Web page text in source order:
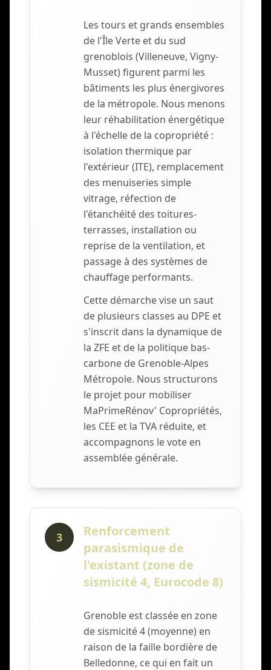
Les tours et grands ensembles
de l'Île Verte et du sud
grenoblois (Villeneuve, Vigny-
Musset) figurent parmi les
bâtiments les plus énergivores
de la métropole. Nous menons
leur réhabilitation énergétique
à l'échelle de la copropriété :
isolation thermique par
l'extérieur (ITE), remplacement
des menuiseries simple
vitrage, réfection de
l'étanchéité des toitures-
terrasses, installation ou
reprise de la ventilation, et
passage à des systèmes de
chauffage performants.
Cette démarche vise un saut
de plusieurs classes au DPE et
s'inscrit dans la dynamique de
la ZFE et de la politique bas-
carbone de Grenoble-Alpes
Métropole. Nous structurons
le projet pour mobiliser
MaPrimeRénov' Copropriétés,
les CEE et la TVA réduite, et
accompagnons le vote en
assemblée générale.
3
Renforcement
parasismique de
l'existant (zone de
sismicité 4, Eurocode 8)
Grenoble est classée en zone
de sismicité 4 (moyenne) en
raison de la faille bordière de
Belledonne, ce qui en fait un